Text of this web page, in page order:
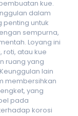
kue.
dalam
untuk
sempurna,
Loyang ini
roti, atau kue
ruang yang
lain
membersihkan
yang
pada
korosi